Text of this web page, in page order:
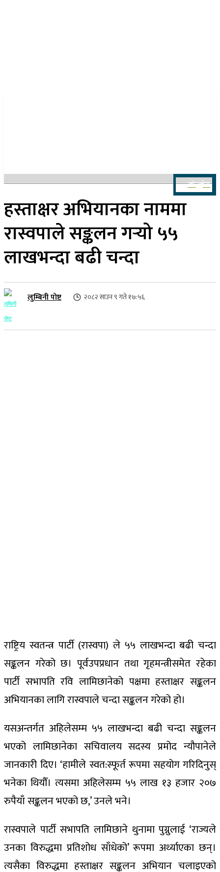
खोज्नुहोस
हस्ताक्षर अभियानका नाममा
रास्वपाले सङ्कलन गर्‍यो ५५
लाखभन्दा बढी चन्दा
लुम्बिनी पोष्ट २०८२ साउन ९ गते १७:५६
राष्ट्रिय स्वतन्त्र पार्टी (रास्वपा) ले ५५ लाखभन्दा बढी चन्दा
सङ्कलन गरेको छ। पूर्वउपप्रधान तथा गृहमन्त्रीसमेत रहेका
पार्टी सभापति रवि लामिछानेको पक्षमा हस्ताक्षर सङ्कलन
अभियानका लागि रास्वपाले चन्दा सङ्कलन गरेको हो।
यसअन्तर्गत अहिलेसम्म ५५ लाखभन्दा बढी चन्दा सङ्कलन
भएको लामिछानेका सचिवालय सदस्य प्रमोद न्यौपानेले
जानकारी दिए। ‘हामीले स्वत:स्फूर्त रूपमा सहयोग गरिदिनुस्
भनेका थियौँ। त्यसमा अहिलेसम्म ५५ लाख १३ हजार २०७
रुपैयाँ सङ्कलन भएको छ,’ उनले भने।
रास्वपाले पार्टी सभापति लामिछाने थुनामा पुग्नुलाई ‘राज्यले
उनका विरुद्धमा प्रतिशोध साँधेको’ रूपमा अर्थ्याएका छन्।
त्यसैका विरुद्धमा हस्ताक्षर सङ्कलन अभियान चलाइएको